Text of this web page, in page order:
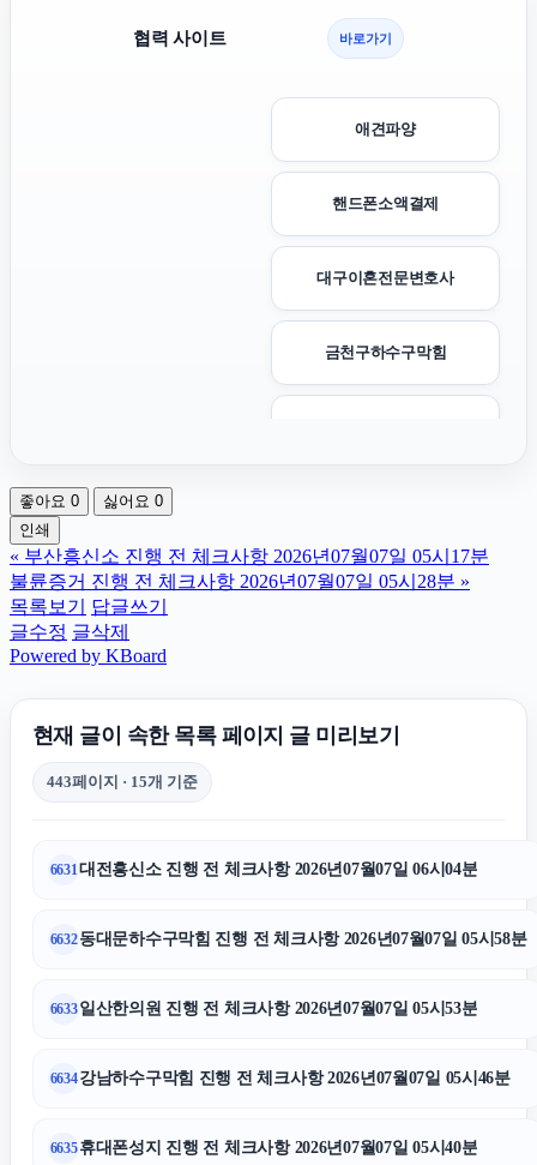
협력 사이트 바로가기
애견파양
핸드폰소액결제
대구이혼전문변호사
금천구하수구막힘
트립닷컴 할인코드
대구이혼전문변호사
로드락버거
용인상간소송변호사
의정부이혼변호사
좋아요 0 싫어요 0
인쇄
« 부산흥신소 진행 전 체크사항 2026년07월07일 05시17분
불륜증거 진행 전 체크사항 2026년07월07일 05시28분 »
목록보기
답글쓰기
글수정 글삭제
Powered by KBoard
현재 글이 속한 목록 페이지 글 미리보기
443페이지 · 15개 기준
6631 대전흥신소 진행 전 체크사항 2026년07월07일 06시04분
6632동대문하수구막힘 진행 전 체크사항 2026년07월07일 05시58분
6633일산한의원 진행 전 체크사항 2026년07월07일 05시53분
6634강남하수구막힘 진행 전 체크사항 2026년07월07일 05시46분
6635휴대폰성지 진행 전 체크사항 2026년07월07일 05시40분